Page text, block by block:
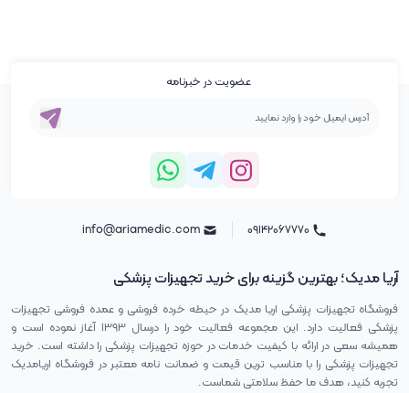
عضویت در خبرنامه
آریا مدیک؛ بهترین گزینه برای خرید تجهیزات پزشکی
فروشگاه تجهیزات پزشکی اریا مدیک در حیطه خرده فروشی و عمده فروشی تجهیزات
پزشکی فعالیت دارد. این مجموعه فعالیت خود را درسال ۱۳۹۳ آغاز نموده است و
همیشه سعی در ارائه با کیفیت خدمات در حوزه تجهیزات پزشکی را داشته است. خرید
تجهیزات پزشکی را با مناسب ترین قیمت و ضمانت نامه معتبر در فروشگاه اریامدیک
تجربه کنید، هدف ما حفظ سلامتی شماست.